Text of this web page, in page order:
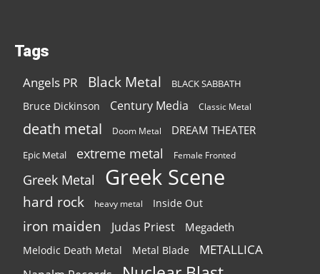
Tags
Angels PR Black Metal BLACK SABBATH
Bruce Dickinson Century Media Classic Metal
death metal Doom Metal DREAM THEATER
Epic Metal extreme metal Female Fronted
Greek Metal Greek Scene
hard rock heavy metal Inside Out
iron maiden Judas Priest Megadeth
Melodic Death Metal Metal Blade METALLICA